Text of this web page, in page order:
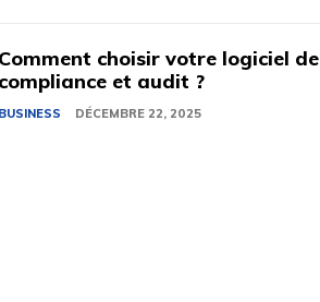
choisir votre logiciel de
et audit ?
DÉCEMBRE 22, 2025